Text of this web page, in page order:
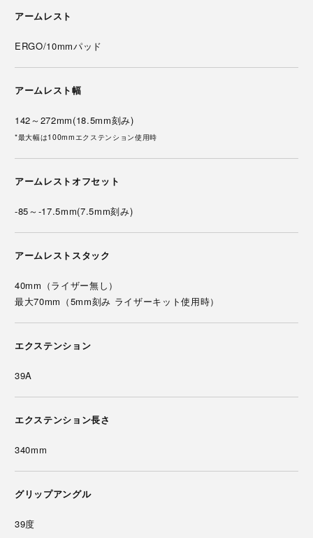
アームレスト
ERGO/10mmパッド
アームレスト幅
142～272mm(18.5mm刻み)
*最大幅は100mmエクステンション使用時
アームレストオフセット
-85～-17.5mm(7.5mm刻み)
アームレストスタック
40mm（ライザー無し）
最大70mm（5mm刻み ライザーキット使用時）
エクステンション
39A
エクステンション長さ
340mm
グリップアングル
39度